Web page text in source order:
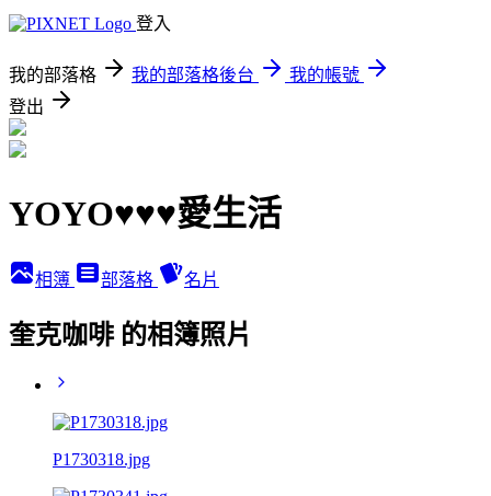
登入
我的部落格 我的部落格後台
我的帳號
登出
YOYO♥♥♥愛生活
相簿 部落格 名片
奎克咖啡 的相簿照片
P1730318.jpg